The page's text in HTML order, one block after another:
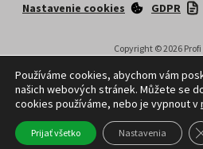
Nastavenie cookies GDPR
Copyright ©2026Profi
Používáme cookies, abychom vám
našich webových stránek. Můžete se
cookies používáme, nebo je vypnout v
Prijať všetko Nastavenia